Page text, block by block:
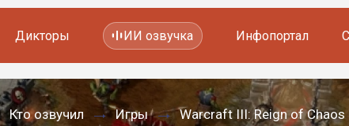
Фильмов и сериалов
Мультфильмов
Дикторы ИИ озвучка Инфопортал
Кто озвучил Игры Warcraft III: Reign of Chaos